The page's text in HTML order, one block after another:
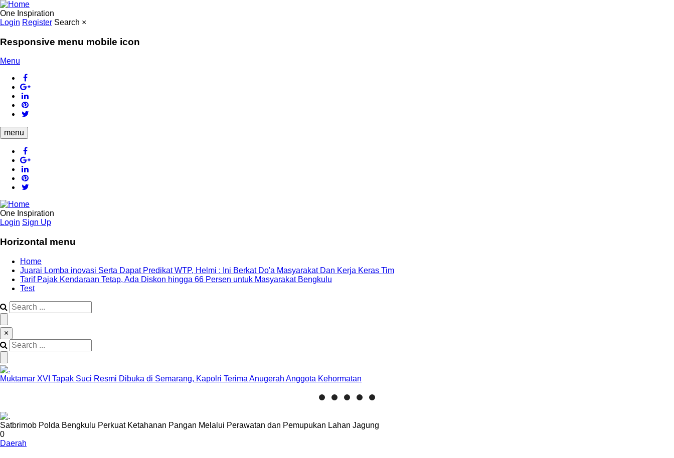
Skip
to
main
One Inspiration
Login Register Search ×
Responsive menu mobile icon
Menu
menu
One Inspiration
Login Sign Up
Horizontal menu
Home
Juarai Lomba inovasi Serta Dapat Predikat WTP, Helmi : Ini Berkat Do'a Masyarakat Dan Kerja Keras Tim
Tarif Pajak Kendaraan Tetap, Ada Diskon hingga 66 Persen untuk Masyarakat Bengkulu
Test
×
Muktamar XVI Tapak Suci Resmi Dibuka di Semarang, Kapolri Terima Anugerah Anggota Kehormatan
Satbrimob Polda Bengkulu Perkuat Ketahanan Pangan Melalui Perawatan dan Pemupukan Lahan Jagung
0
Daerah